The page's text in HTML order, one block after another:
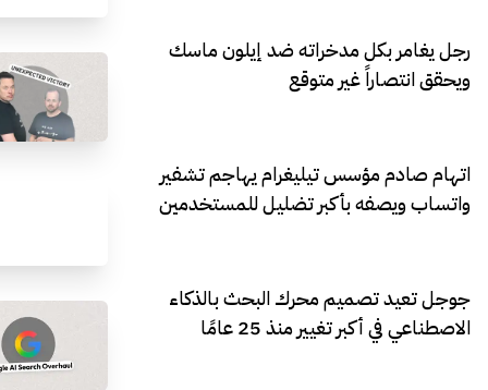
رجل يغامر بكل مدخراته ضد إيلون ماسك
ويحقق انتصاراً غير متوقع
اتهام صادم مؤسس تيليغرام يهاجم تشفير
واتساب ويصفه بأكبر تضليل للمستخدمين
جوجل تعيد تصميم محرك البحث بالذكاء
الاصطناعي في أكبر تغيير منذ 25 عامًا